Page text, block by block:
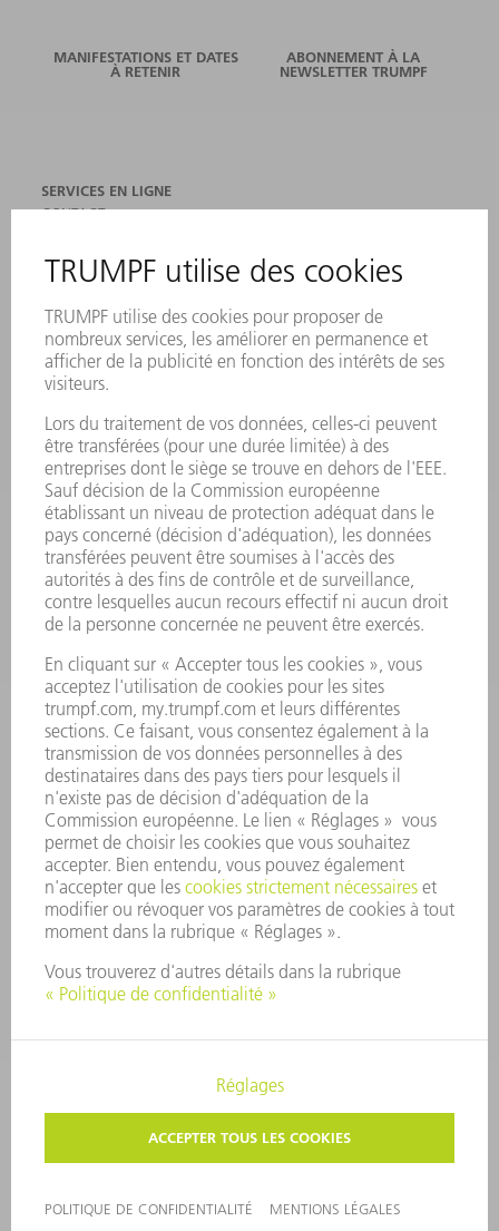
MANIFESTATIONS ET DATES
À RETENIR
ABONNEMENT À LA
NEWSLETTER TRUMPF
SERVICES EN LIGNE
CONTACT
MANIFESTATIONS ET DATES À RETENIR
INSCRIPTION À LA NEWSLETTER
PRODUITS
MACHINES & SYSTÈMES
LASER
ELECTRONIQUE DE PUISSANCE
OUTILS ÉLECTRIQUES
SMART FACTORY
LOGICIEL
SERVICES
APPLICATIONS
SECTEURS D'ACTIVITÉ
ENTREPRISE
CARRIÈRE
OFFRES D'EMPLOI
PROFIL DE L'ENTREPRISE
CONSEIL D'ADMINISTRATION
RAPPORT ANNUEL
PRINCIPES FONDAMENTAUX DE L'ENTREPRISE
CONFORMITÉ
SYSTÈME D'ALERTE
SÉCURITÉ
COMMUNIQUÉS DE PRESSE
MAGAZINE
DURABILITÉ
ENVIRONNEMENT ET CLIMAT
SOCIAL ET SOCIÉTÉ
GESTION D'ENTREPRISE
PROTECTION DES DONNÉES PERSONNELLES
COPYRIGHT ET DROIT DES MARQUES
PARAMÈTRES VIE PRIVÉE